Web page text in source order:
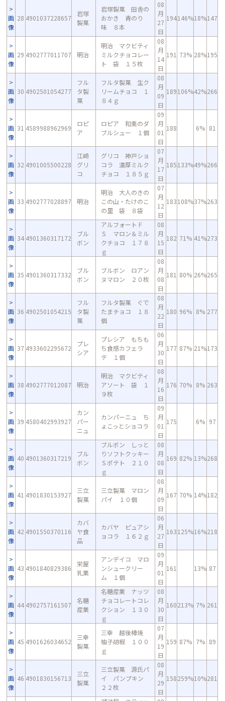
画
像
28 4901037228657
岩塚
製菓
岩塚製菓 田舎の
おかき 青のり
味 ８本
08
月
27
日
194146%18%147
画
像
29 4902777011707 明治
明治 マクビティ
ミルクチョコレー
ト 袋 １５枚
08
月
14
日
191 73% 28%195
画
像
30 4902501054277
フル
タ製
菓
フルタ製菓 生ク
リームチョコ １
８４ｇ
08
月
09
日
189106%42%266
画
像
31 4589988962969
ロピ
ア
ロピア 和栗のダ
ブルシュー １個
09
月
01
日
188 6% 81
画
像
32 4901005500228
江崎
グリ
コ
グリコ 神戸ショ
コラ 濃厚ミルク
チョコ １８５ｇ
07
月
17
日
185133%49%266
画
像
33 4902777028897 明治
明治 大人のきの
この山・たけのこ
の里 袋 ８袋
07
月
12
日
183108%37%263
画
像
34 4901360317172
ブル
ボン
アルフォートＦ
Ｓ マロン＆ミル
クチョコ １７８
ｇ
08
月
15
日
182 71% 41%273
画
像
35 4901360317332
ブル
ボン
ブルボン ロアン
ヌマロン ２０枚
08
月
08
日
181 80% 26%265
画
像
36 4902501054215
フル
タ製
菓
フルタ製菓 ぐで
たまチョコ １８
個
08
月
22
日
180 96% 8% 277
画
像
37 4933602295672
プレ
シア
プレシア もちも
ち食感カフェラ
テ １個
06
月
30
日
177 87% 21%173
画
像
38 4902777012087 明治
明治 マクビティ
アソート 袋 １
９枚
08
月
16
日
176 70% 8% 263
画
像
39 4580402993927
カン
パー
ニュ
カンパーニュ ち
ょこっとショコラ
09
月
01
日
175 6% 97
画
像
40 4901360317219
ブル
ボン
ブルボン しっと
りソフトクッキー
Ｓポテト ２１０
ｇ
08
月
08
日
169 82% 13%268
画
像
41 4901830153927
三立
製菓
三立製菓 マロン
パイ １０個
08
月
09
日
167 70% 14%182
画
像
42 4901550370116
カバ
ヤ食
品
カバヤ ピュアシ
ョコラ １６２ｇ
06
月
27
日
163125%16%218
画
像
43 4901840829386
栄屋
乳業
アンデイコ マロ
ンシュークリー
ム １個
09
月
01
日
161 13% 87
画
像
44 4902757161507
名糖
産業
名糖産業 ナッツ
チョコレートコレ
クション １３０
ｇ
08
月
30
日
160213% 7% 261
画
像
45 4901626034652
三幸
製菓
三幸 越後樽焼
柚子胡椒 １００
ｇ
07
月
19
日
159 87% 7% 89
画
像
46 4901830156713
三立
製菓
三立製菓 源氏パ
イ パンプキン
２２枚
08
月
29
日
158259%10%281